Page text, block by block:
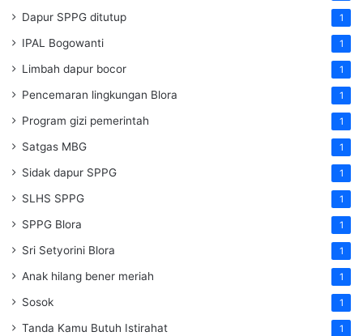
Dapur SPPG ditutup 1
IPAL Bogowanti 1
Limbah dapur bocor 1
Pencemaran lingkungan Blora 1
Program gizi pemerintah 1
Satgas MBG 1
Sidak dapur SPPG 1
SLHS SPPG 1
SPPG Blora 1
Sri Setyorini Blora 1
Anak hilang bener meriah 1
Sosok 1
Tanda Kamu Butuh Istirahat 1